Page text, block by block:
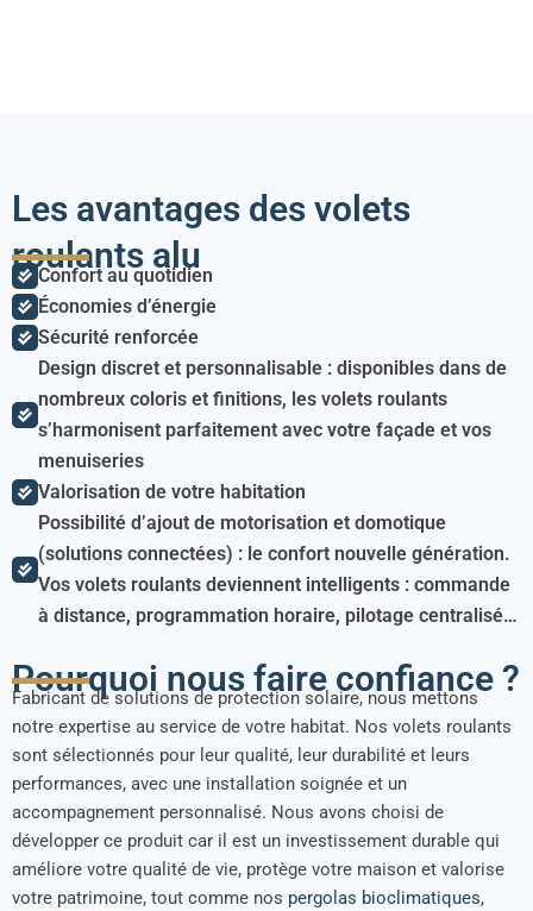
Les avantages des volets
roulants alu
Confort au quotidien
Économies d’énergie
Sécurité renforcée
Design discret et personnalisable : disponibles dans de
nombreux coloris et finitions, les volets roulants
s’harmonisent parfaitement avec votre façade et vos
menuiseries
Valorisation de votre habitation
Possibilité d’ajout de motorisation et domotique
(solutions connectées) : le confort nouvelle génération.
Vos volets roulants deviennent intelligents : commande
à distance, programmation horaire, pilotage centralisé…
Pourquoi nous faire confiance ?
Fabricant de solutions de protection solaire, nous mettons
notre expertise au service de votre habitat. Nos volets roulants
sont sélectionnés pour leur qualité, leur durabilité et leurs
performances, avec une installation soignée et un
accompagnement personnalisé. Nous avons choisi de
développer ce produit car il est un investissement durable qui
améliore votre qualité de vie, protège votre maison et valorise
votre patrimoine, tout comme nos pergolas bioclimatiques,